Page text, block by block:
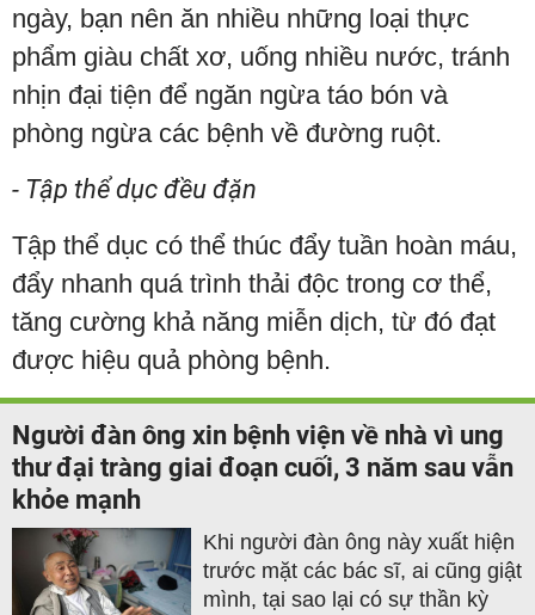
ngày, bạn nên ăn nhiều những loại thực
phẩm giàu chất xơ, uống nhiều nước, tránh
nhịn đại tiện để ngăn ngừa táo bón và
phòng ngừa các bệnh về đường ruột.
- Tập thể dục đều đặn
Tập thể dục có thể thúc đẩy tuần hoàn máu,
đẩy nhanh quá trình thải độc trong cơ thể,
tăng cường khả năng miễn dịch, từ đó đạt
được hiệu quả phòng bệnh.
Người đàn ông xin bệnh viện về nhà vì ung
thư đại tràng giai đoạn cuối, 3 năm sau vẫn
khỏe mạnh
Khi người đàn ông này xuất hiện
trước mặt các bác sĩ, ai cũng giật
mình, tại sao lại có sự thần kỳ